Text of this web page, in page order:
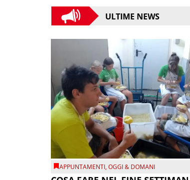
ULTIME NEWS
APPUNTAMENTI,OGGI & DOMANI